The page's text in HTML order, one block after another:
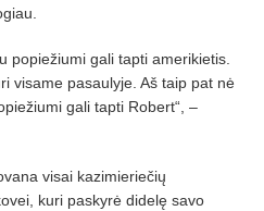
popiežiumi gali tapti amerikietis.
visame pasaulyje. Aš taip pat nė
gali tapti Robert“, –
visai kazimieriečių
kuri paskyrė didelę savo